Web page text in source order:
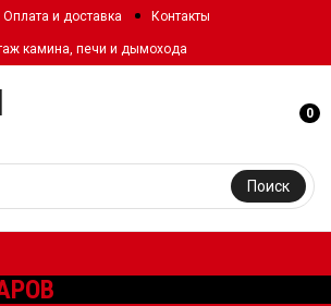
Оплата и доставка Контакты
камина, печи и дымохода
Поиск
0